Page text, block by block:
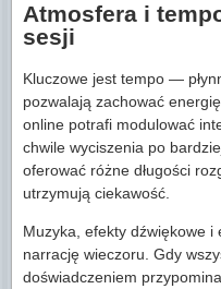
Atmosfera i
sesji
Kluczowe jest tempo —
pozwalają zachować
online potrafi modulować
chwile wyciszenia po
oferować różne długości
utrzymują ciekawość.
Muzyka, efekty dźwiękowe i
narrację wieczoru. Gdy
doświadczeniem